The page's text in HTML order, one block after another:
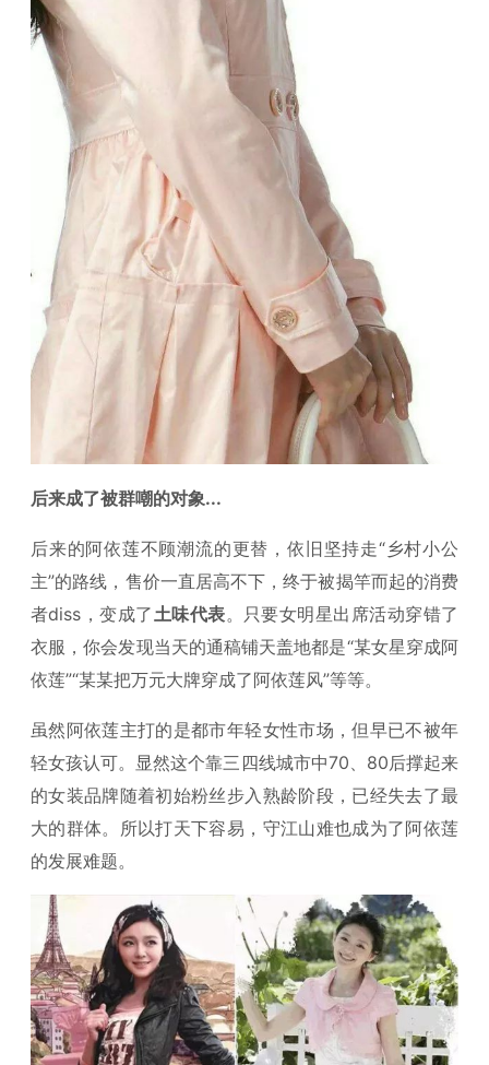
后来成了被群嘲的对象...
后来的阿依莲不顾潮流的更替，依旧坚持走“乡村小公
主”的路线，售价一直居高不下，终于被揭竿而起的消费
者diss，变成了 土味代表。只要女明星出席活动穿错了
衣服，你会发现当天的通稿铺天盖地都是“某女星穿成阿
依莲”“某某把万元大牌穿成了阿依莲风”等等。
虽然阿依莲主打的是都市年轻女性市场，但早已不被年
轻女孩认可。显然这个靠三四线城市中70、80后撑起来
的女装品牌随着初始粉丝步入熟龄阶段，已经失去了最
大的群体。所以打天下容易，守江山难也成为了阿依莲
的发展难题。